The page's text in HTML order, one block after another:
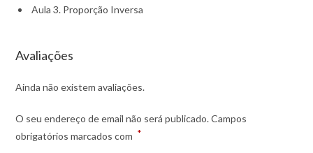
Aula 3. Proporção Inversa
Avaliações
Ainda não existem avaliações.
O seu endereço de email não será publicado. Campos
obrigatórios marcados com *